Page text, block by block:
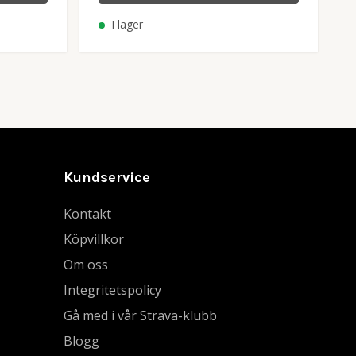
I lager
Kundservice
Kontakt
Köpvillkor
Om oss
Integritetspolicy
Gå med i vår Strava-klubb
Blogg